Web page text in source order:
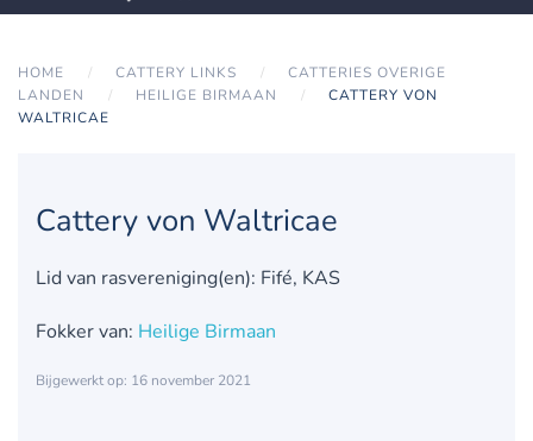
HOME CATTERY LINKS
CATTERIES OVERIGE
LANDEN
HEILIGE BIRMAAN
CATTERY VON
WALTRICAE
Cattery von Waltricae
Lid van rasvereniging(en): Fifé, KAS
Fokker van: Heilige Birmaan
Bijgewerkt op: 16 november 2021